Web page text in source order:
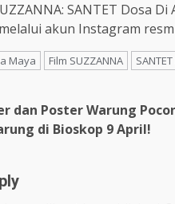
SANTET Dosa
akun Instagram
Maya Film SUZZANNA
dan Poster Warung
di Bioskop 9 April!